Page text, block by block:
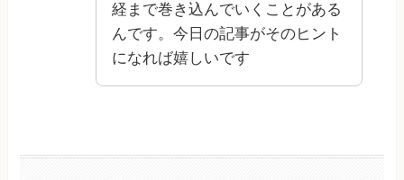
経まで巻き込んでいくことがある
んです。今日の記事がそのヒント
になれば嬉しいです